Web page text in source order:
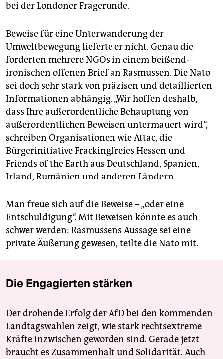
bei der Londoner Fragerunde.
Beweise für eine Unterwanderung der
Umweltbewegung lieferte er nicht. Genau die
forderten mehrere NGOs in einem beißend-
ironischen offenen Brief an Rasmussen. Die Nato
sei doch sehr stark von präzisen und detaillierten
Informationen abhängig. „Wir hoffen deshalb,
dass Ihre außerordentliche Behauptung von
außerordentlichen Beweisen untermauert wird“,
schreiben Organisationen wie Attac, die
Bürgerinitiative Frackingfreies Hessen und
Friends of the Earth aus Deutschland, Spanien,
Irland, Rumänien und anderen Ländern.
Man freue sich auf die Beweise – „oder eine
Entschuldigung“. Mit Beweisen könnte es auch
schwer werden: Rasmussens Aussage sei eine
private Äußerung gewesen, teilte die Nato mit.
Die Engagierten stärken
Der drohende Erfolg der AfD bei den kommenden
Landtagswahlen zeigt, wie stark rechtsextreme
Kräfte inzwischen geworden sind. Gerade jetzt
braucht es Zusammenhalt und Solidarität. Auch